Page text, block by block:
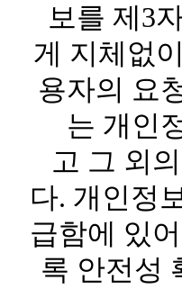
보를 제3
게 지체없
용자의 요
는 개인
고 그 외
다. 개인정
급함에 있
록 안전성